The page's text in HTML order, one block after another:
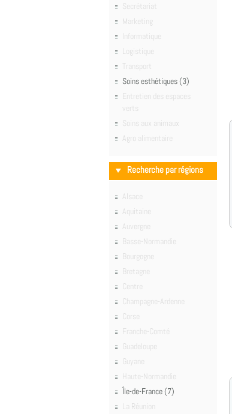
Secrétariat
Marketing
Informatique
Logistique
Transport
Soins esthétiques (3)
Entretien des espaces
verts
Soins aux animaux
Agro alimentaire
Recherche par régions
Alsace
Aquitaine
Auvergne
Basse-Normandie
Bourgogne
Bretagne
Centre
Champagne-Ardenne
Corse
Franche-Comté
Guadeloupe
Guyane
Haute-Normandie
Île-de-France (7)
La Réunion